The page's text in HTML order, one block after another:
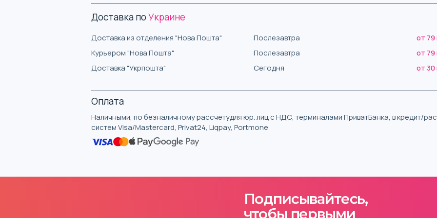
Доставка поУкраине
Доставка из отделения "Нова Пошта" Послезавтра
от 79
Курьером "Нова Пошта"
Послезавтра
от 79
Доставка "Укрпошта"
Сегодня от 30
Оплата
Наличными, по безналичному рассчетудля юр. лиц с НДС, терминалами ПриватБанка, в кредит/
систем Visa/Mastercard, Privat24, Liqpay, Portmone
Подписывайтесь,
чтобы первыми